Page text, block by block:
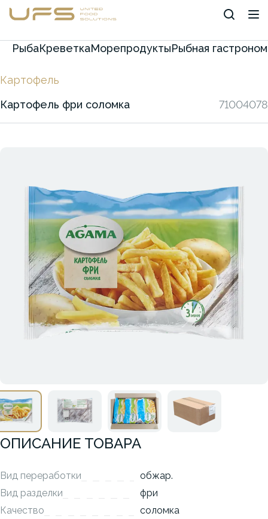
РыбаКреветкаМорепродуктыРыбная
Картофель
Картофель фри соломка
71004078
ОПИСАНИЕ ТОВАРА
Вид переработки
обжар.
Вид разделки
фри
Качество
соломка